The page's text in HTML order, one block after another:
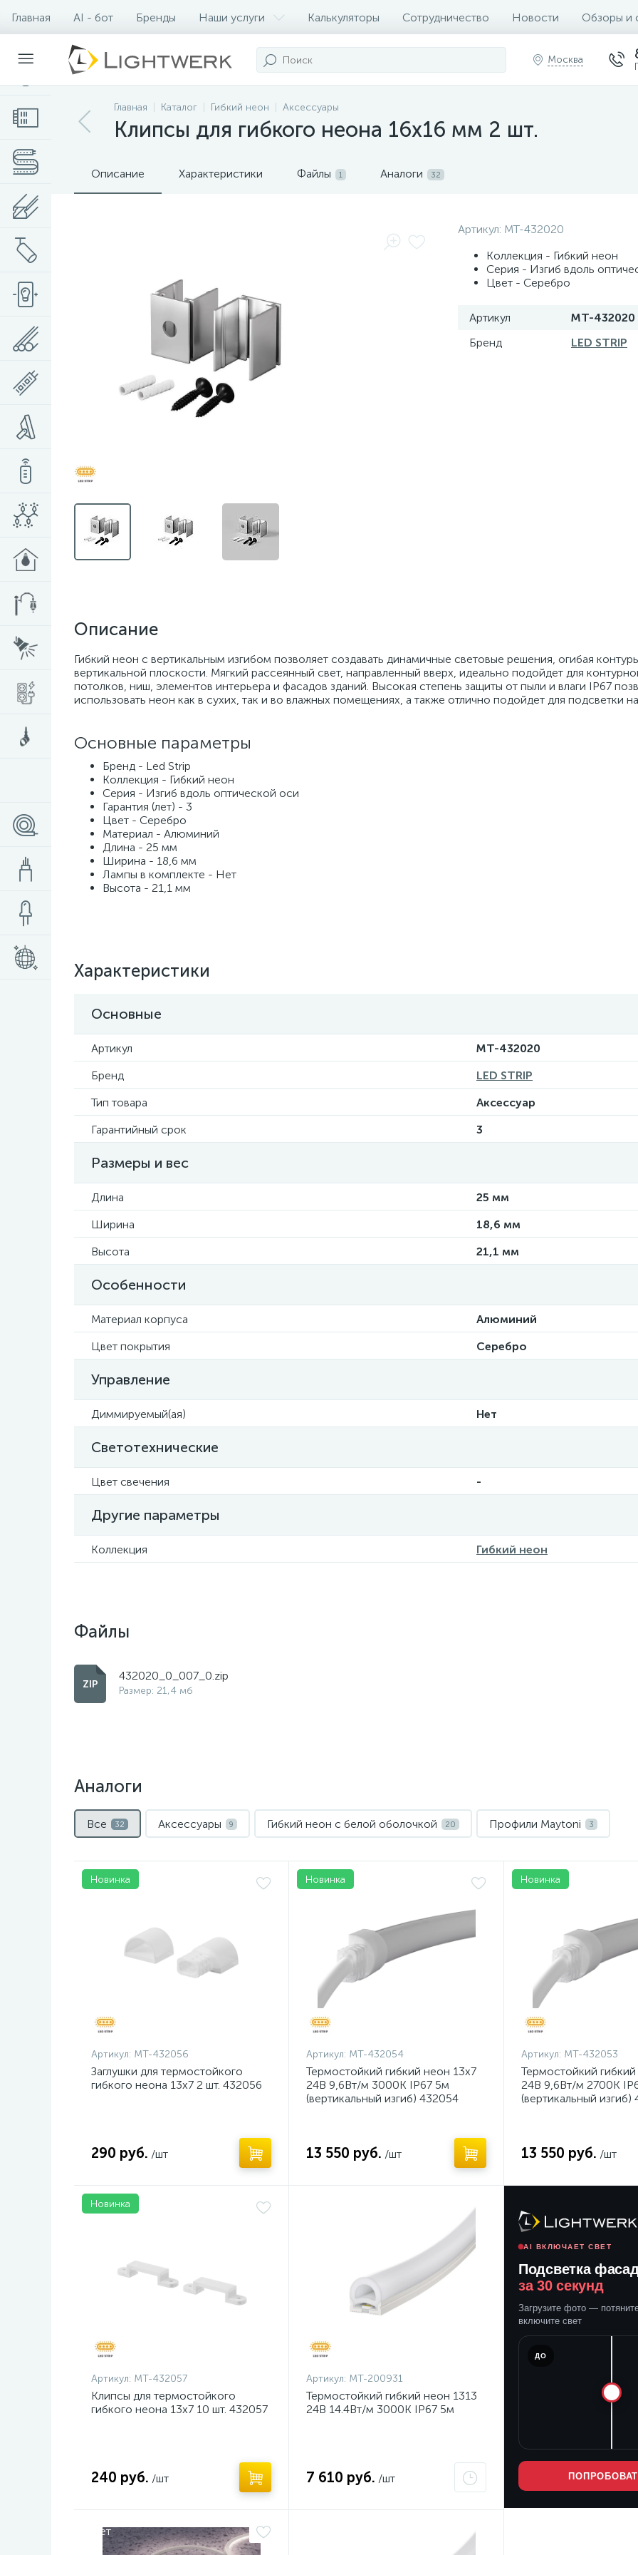
Главная AI - бот Бренды Наши услуги Калькуляторы Сотрудничество Новости Обзоры и
Контакты
Москва
Главная Каталог Гибкий неон Аксессуары
Клипсы для гибкого неона 16х16 мм 2 шт.
Описание Характеристики Файлы 1 Аналоги 32
Артикул: MT-432020
Коллекция - Гибкий неон
Серия - Изгиб вдоль
Цвет - Серебро
Артикул
MT-432020
Бренд
LED STRIP
Описание
Гибкий неон с вертикальным изгибом позволяет создавать динамичные световые решения, огибая
вертикальной плоскости. Мягкий рассеянный свет, направленный вверх, идеально подойдет для
потолков, ниш, элементов интерьера и фасадов зданий. Высокая степень защиты от пыли и влаги IP67
использовать неон как в сухих, так и во влажных помещениях, а также отлично подойдет для подсветки
Основные параметры
Бренд - Led Strip
Коллекция - Гибкий неон
Серия - Изгиб вдоль оптической оси
Гарантия (лет) - 3
Цвет - Серебро
Материал - Алюминий
Длина - 25 мм
Ширина - 18,6 мм
Лампы в комплекте - Нет
Высота - 21,1 мм
Характеристики
Основные
Артикул
MT-432020
Бренд
LED STRIP
Тип товара
Аксессуар
Гарантийный срок
3
Размеры и вес
Длина
25 мм
Ширина
18,6 мм
Высота
21,1 мм
Особенности
Материал корпуса
Алюминий
Цвет покрытия
Серебро
Управление
Диммируемый(ая) Нет
Светотехнические
Цвет свечения -
Другие параметры
Коллекция Гибкий неон
Файлы
432020_0_007_0.zip
Размер: 21,4 мб
Аналоги
Все 32 Аксессуары 9 Гибкий неон с белой оболочкой 20 Профили Maytoni 3
Новинка
Артикул: MT-432056
Заглушки для термостойкого
гибкого неона 13х7 2 шт. 432056
290 руб. /шт
Новинка
Артикул: MT-432054
Термостойкий гибкий неон 13х7
24В 9,6Вт/м 3000K IP67 5м
(вертикальный изгиб) 432054
13 550 руб. /шт
Новинка
Артикул: MT-432053
Термостойкий
24В 9,6Вт/м 2700K
(вертикальный изгиб)
13 550 руб. /шт
Новинка
Артикул: MT-432057
Клипсы для термостойкого
гибкого неона 13х7 10 шт. 432057
240 руб. /шт
Артикул: MT-200931
Термостойкий гибкий неон 1313
24В 14.4Вт/м 3000K IP67 5м
7 610 руб. /шт
AI ВКЛЮЧАЕТ СВЕТ
Подсветка
за 30 секунд
Загрузите фото —
включите свет
ДО
Нет